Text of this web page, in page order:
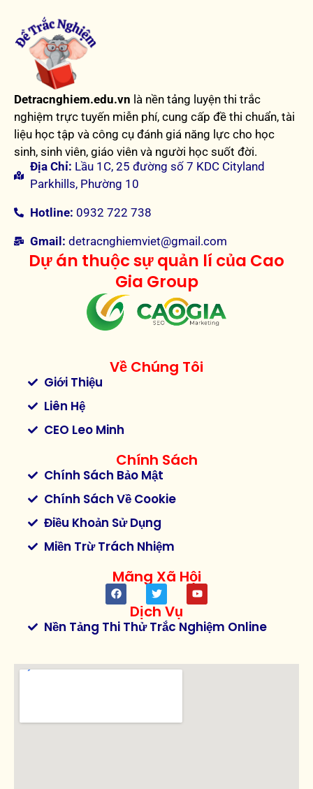
Detracnghiem.edu.vn là nền tảng luyện thi trắc
nghiệm trực tuyến miễn phí, cung cấp đề thi chuẩn, tài
liệu học tập và công cụ đánh giá năng lực cho học
sinh, sinh viên, giáo viên và người học suốt đời.
Địa Chỉ: Lầu 1C, 25 đường số 7 KDC Cityland
Parkhills, Phường 10
Hotline: 0932 722 738
Gmail: detracnghiemviet@gmail.com
Dự án thuộc sự quản lí của Cao
Gia Group
Về Chúng Tôi
Giới Thiệu
Liên Hệ
CEO Leo Minh
Chính Sách
Chính Sách Bảo Mật
Chính Sách Về Cookie
Điều Khoản Sử Dụng
Miền Trừ Trách Nhiệm
Mãng Xã Hội
Dịch Vụ
Nền Tảng Thi Thử Trắc Nghiệm Online